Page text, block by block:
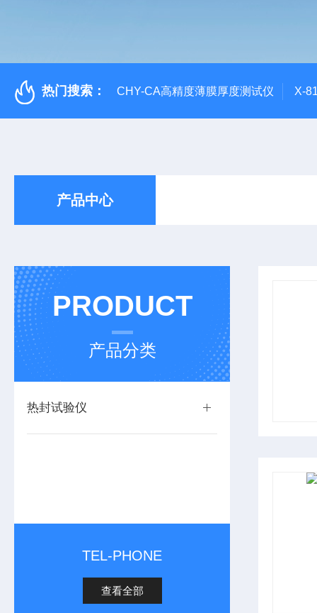
热门搜索： CHY-CA高精度薄膜厚度测试仪 X-
产品中心
PRODUCT
产品分类
热封试验仪
TEL-PHONE
查看全部